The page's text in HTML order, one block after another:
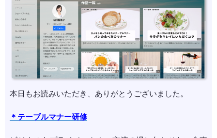
本日もお読みいただき、ありがとうございました。
＊テーブルマナー研修